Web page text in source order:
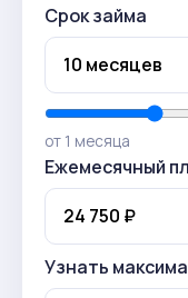
Срок займа
от 1 месяца
Ежемесячный
Узнать